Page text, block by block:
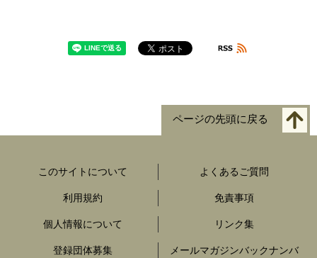
ページの先頭に戻る
このサイトについて よくあるご質問
利用規約 免責事項
個人情報について リンク集
登録団体募集 メールマガジンバックナンバ